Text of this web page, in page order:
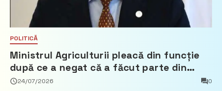
POLITICĂ
Ministrul Agriculturii pleacă din funcție
după ce a negat că a făcut parte din
Partidul Democrat
24/07/2026 0